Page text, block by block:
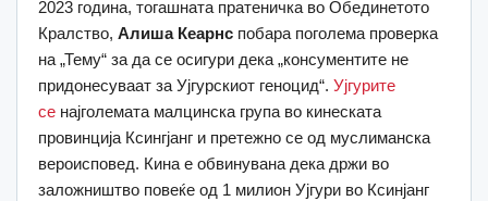
2023 година, тогашната пратеничка во Обединетото
Кралство, Алиша Кеарнс побара поголема проверка
на „Тему“ за да се осигури дека „консументите не
придонесуваат за Ујгурскиот геноцид“. Ујгурите
се најголемата малцинска група во кинеската
провинција Ксингјанг и претежно се од муслиманска
вероисповед. Кина е обвинувана дека држи во
заложништво повеќе од 1 милион Ујгури во Ксинјанг